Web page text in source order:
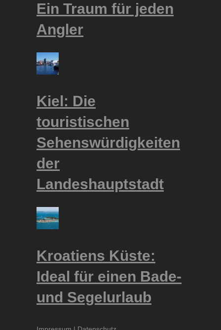
Ein Traum für jeden
Angler
Kiel: Die
touristischen
Sehenswürdigkeiten
der
Landeshauptstadt
Kroatiens Küste:
Ideal für einen Bade-
und Segelurlaub